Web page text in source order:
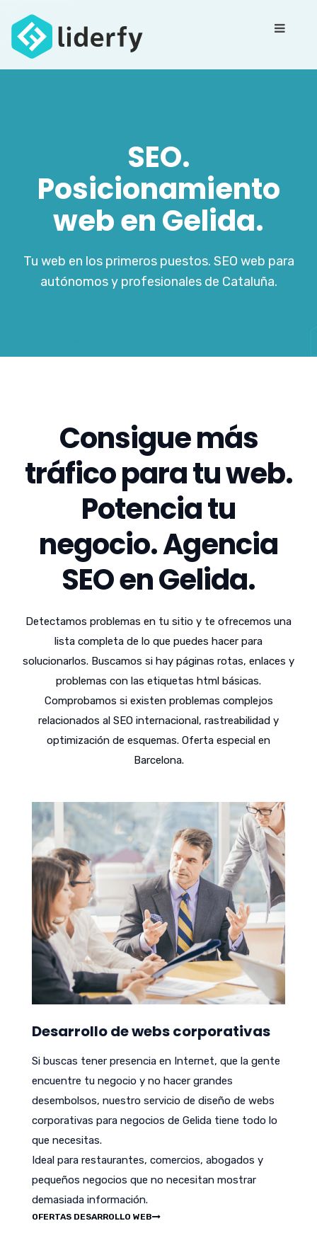
SEO.
Posicionamiento
web en Gelida.
Tu web en los primeros puestos. SEO web para
autónomos y profesionales de Cataluña.
Consigue más
tráfico para tu web.
Potencia tu
negocio. Agencia
SEO en Gelida.
Detectamos problemas en tu sitio y te ofrecemos una
lista completa de lo que puedes hacer para
solucionarlos. Buscamos si hay páginas rotas, enlaces y
problemas con las etiquetas html básicas.
Comprobamos si existen problemas complejos
relacionados al SEO internacional, rastreabilidad y
optimización de esquemas. Oferta especial en
Barcelona.
Desarrollo de webs corporativas
Si buscas tener presencia en Internet, que la gente
encuentre tu negocio y no hacer grandes
desembolsos, nuestro servicio de diseño de webs
corporativas para negocios de Gelida tiene todo lo
que necesitas.
Ideal para restaurantes, comercios, abogados y
pequeños negocios que no necesitan mostrar
demasiada información.
OFERTAS DESARROLLO WEB